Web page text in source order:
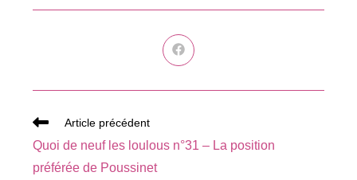
Ouvrir
dans
autre
Read
articles
Article précédent
Quoi de neuf les loulous n°31 – La position
préférée de Poussinet